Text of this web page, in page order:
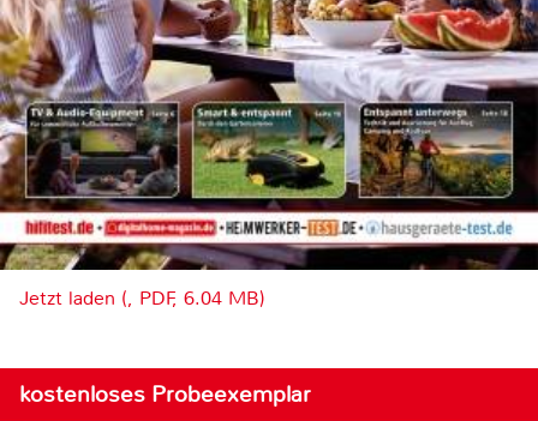
Jetzt laden (, PDF, 6.04 MB)
kostenloses Probeexemplar